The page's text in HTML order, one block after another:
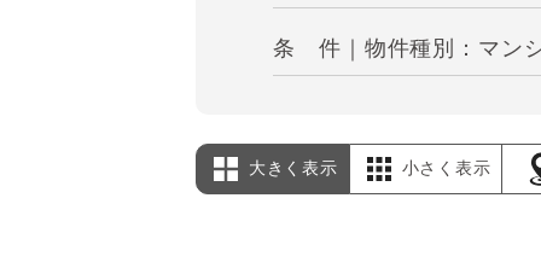
条 件｜物件種別：マン
大きく表示 小さく表示